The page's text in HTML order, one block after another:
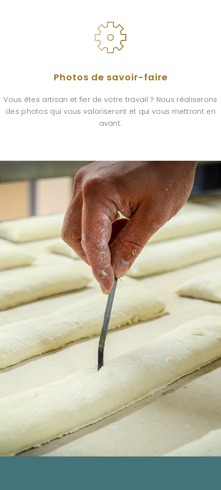
Photos de savoir-faire
Vous êtes artisan et fier de votre travail ? Nous réaliserons
des photos qui vous valoriseront et qui vous mettront en
avant.